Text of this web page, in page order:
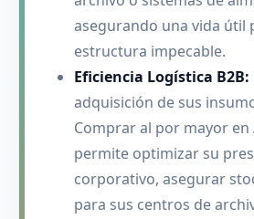
asegurando una vida útil
estructura impecable.
Eficiencia Logística B2B:
adquisición de sus
Comprar al por mayor en
permite optimizar su
corporativo, asegurar
para sus centros de